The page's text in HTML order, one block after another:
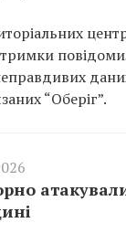
“Оберіг”.